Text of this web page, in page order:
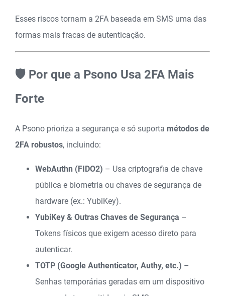
Esses riscos tornam a 2FA baseada em SMS uma das
formas mais fracas de autenticação.
🛡️ Por que a Psono Usa 2FA Mais
Forte
A Psono prioriza a segurança e só suporta métodos de
2FA robustos, incluindo:
WebAuthn (FIDO2) – Usa criptografia de chave
pública e biometria ou chaves de segurança de
hardware (ex.: YubiKey).
YubiKey & Outras Chaves de Segurança –
Tokens físicos que exigem acesso direto para
autenticar.
TOTP (Google Authenticator, Authy, etc.) –
Senhas temporárias geradas em um dispositivo